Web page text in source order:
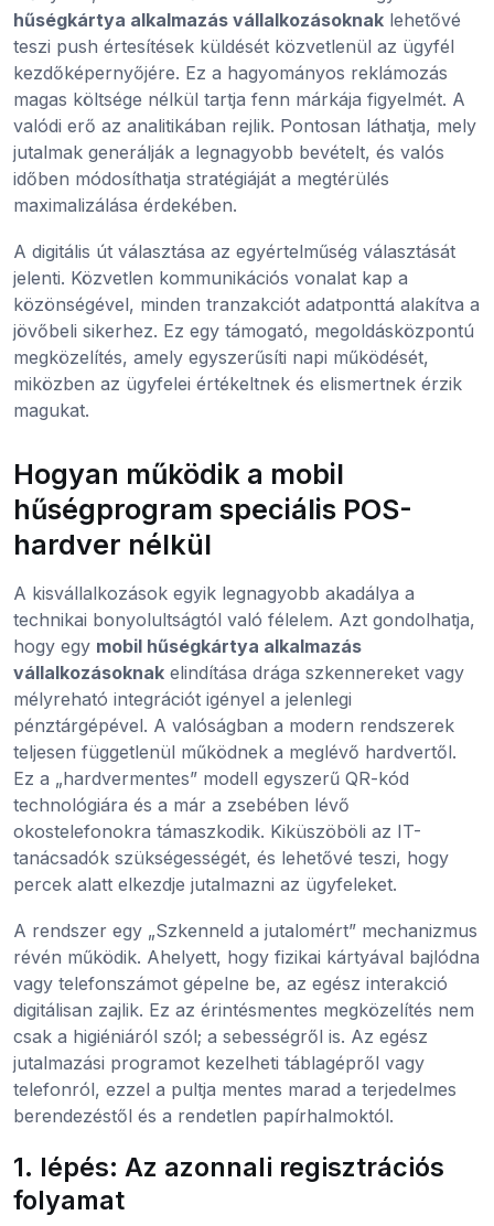
hűségkártya alkalmazás vállalkozásoknak lehetővé
teszi push értesítések küldését közvetlenül az ügyfél
kezdőképernyőjére. Ez a hagyományos reklámozás
magas költsége nélkül tartja fenn márkája figyelmét. A
valódi erő az analitikában rejlik. Pontosan láthatja, mely
jutalmak generálják a legnagyobb bevételt, és valós
időben módosíthatja stratégiáját a megtérülés
maximalizálása érdekében.
A digitális út választása az egyértelműség választását
jelenti. Közvetlen kommunikációs vonalat kap a
közönségével, minden tranzakciót adatponttá alakítva a
jövőbeli sikerhez. Ez egy támogató, megoldásközpontú
megközelítés, amely egyszerűsíti napi működését,
miközben az ügyfelei értékeltnek és elismertnek érzik
magukat.
Hogyan működik a mobil
hűségprogram speciális POS-
hardver nélkül
A kisvállalkozások egyik legnagyobb akadálya a
technikai bonyolultságtól való félelem. Azt gondolhatja,
hogy egy mobil hűségkártya alkalmazás
vállalkozásoknak elindítása drága szkennereket vagy
mélyreható integrációt igényel a jelenlegi
pénztárgépével. A valóságban a modern rendszerek
teljesen függetlenül működnek a meglévő hardvertől.
Ez a „hardvermentes” modell egyszerű QR-kód
technológiára és a már a zsebében lévő
okostelefonokra támaszkodik. Kiküszöböli az IT-
tanácsadók szükségességét, és lehetővé teszi, hogy
percek alatt elkezdje jutalmazni az ügyfeleket.
A rendszer egy „Szkenneld a jutalomért” mechanizmus
révén működik. Ahelyett, hogy fizikai kártyával bajlódna
vagy telefonszámot gépelne be, az egész interakció
digitálisan zajlik. Ez az érintésmentes megközelítés nem
csak a higiéniáról szól; a sebességről is. Az egész
jutalmazási programot kezelheti táblagépről vagy
telefonról, ezzel a pultja mentes marad a terjedelmes
berendezéstől és a rendetlen papírhalmoktól.
1. lépés: Az azonnali regisztrációs
folyamat